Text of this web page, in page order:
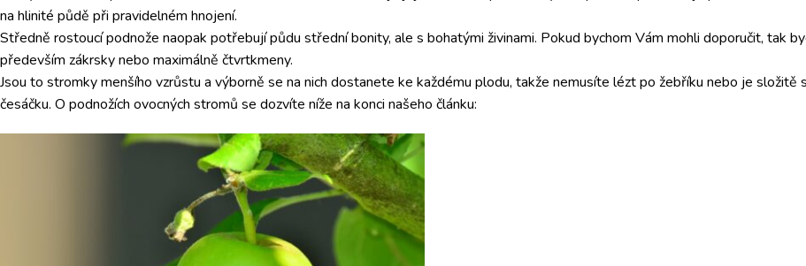
na hlinité půdě při pravidelném hnojení.
Středně rostoucí podnože naopak potřebují půdu střední bonity, ale s bohatými živinami. Pokud bychom Vám mohli doporučit, tak
především zákrsky nebo maximálně čtvrtkmeny.
Jsou to stromky menšího vzrůstu a výborně se na nich dostanete ke každému plodu, takže nemusíte lézt po žebříku nebo je složitě
česáčku. O podnožích ovocných stromů se dozvíte níže na konci našeho článku: